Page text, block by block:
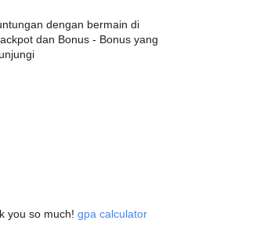
dengan bermain di
dan Bonus - Bonus yang
you so much! gpa calculator